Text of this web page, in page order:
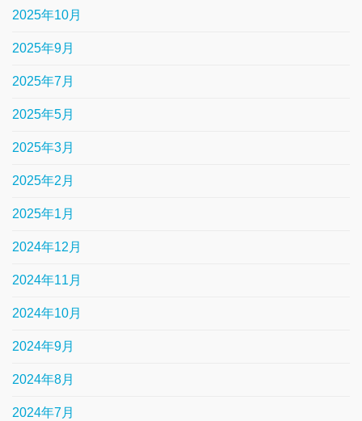
2025年10月
2025年9月
2025年7月
2025年5月
2025年3月
2025年2月
2025年1月
2024年12月
2024年11月
2024年10月
2024年9月
2024年8月
2024年7月